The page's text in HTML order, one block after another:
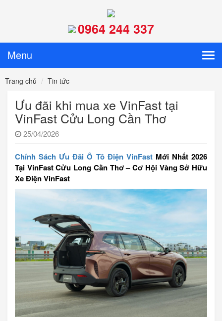
0964 244 337
Menu
Trang chủ Tin tức
Ưu đãi khi mua xe VinFast tại
VinFast Cửu Long Cần Thơ
25/04/2026
Chính Sách Ưu Đãi Ô Tô Điện VinFastMới Nhất 2026
Tại VinFast Cửu Long Cần Thơ – Cơ Hội Vàng Sở Hữu
Xe Điện VinFast